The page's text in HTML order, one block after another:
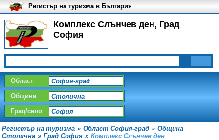
Комплекс Слънчев ден, Град
София
Регистър на туризма в България
Област
Община
Град/село
Регистър на туризма » Област София-град » Община
Столична » Град София » Комплекс Слънчев ден